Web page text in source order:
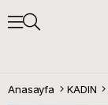
Anasayfa KADIN